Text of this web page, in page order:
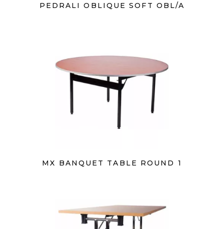
PEDRALI OBLIQUE SOFT OBL/A
MX BANQUET TABLE ROUND 1